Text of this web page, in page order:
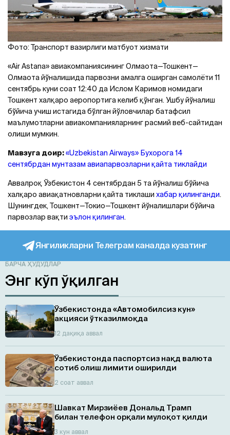
Фото: Транспорт вазирлиги матбуот хизмати
«Air Astana» авиакомпаниясининг Олмаота—Тошкент—
Олмаота йўналишида парвозни амалга оширган самолёти 11
сентябрь куни соат 12:40 да Ислом Каримов номидаги
Тошкент халқаро аеропортига келиб қўнган. Ушбу йўналиш
бўйича учиш истагида бўлган йўловчилар батафсил
маълумотларни авиакомпанияларнинг расмий веб-сайтидан
олиши мумкин.
Мавзуга доир:«Uzbekistan Airways» Бухорога 14
сентябрдан мунтазам авиапарвозларни қайта тиклайди
Aввалроқ Ўзбекистон 4 сентябрдан 5 та йўналиш бўйича
халқаро авиақатновларни қайта тиклаши хабар қилинганди.
Шунингдек, Тошкент—Токио—Тошкент йўналишлари бўйича
парвозлар вақти эълон қилинган.
Янгиликларни Телеграм каналда кузатинг
БАРЧА ҲУДУДЛАР
Энг кўп ўқилган
Ўзбекистонда «Автомобилсиз кун»
акцияси ўтказилмоқда
12 дақиқа аввал
Ўзбекистонда паспортсиз нақд валюта
сотиб олиш лимити оширилди
2 соат аввал
Шавкат Мирзиёев Дональд Трамп
билан телефон орқали мулоқот қилди
3 кун аввал